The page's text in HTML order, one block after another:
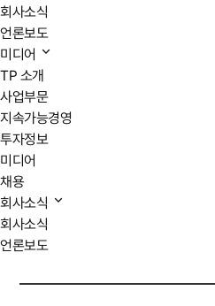
회사소식
언론보도
미디어
TP 소개
사업부문
지속가능경영
투자정보
미디어
채용
회사소식
회사소식
언론보도